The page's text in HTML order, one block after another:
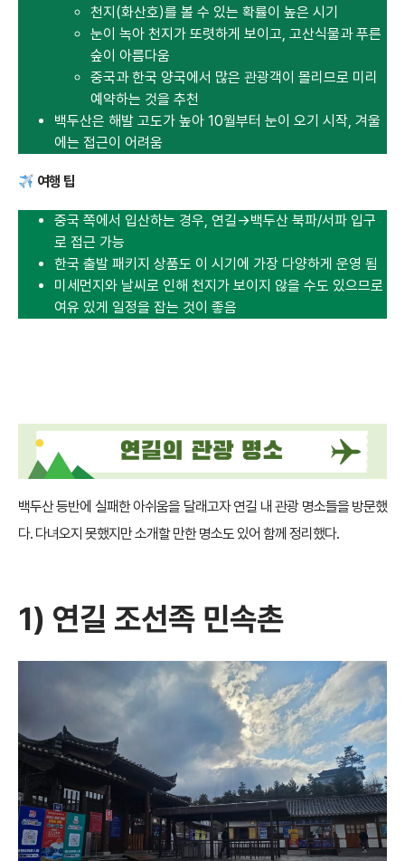
천지(화산호)를 볼 수 있는 확률이 높은 시기
눈이 녹아 천지가 또렷하게 보이고, 고산식물과 푸른
숲이 아름다움
중국과 한국 양국에서 많은 관광객이 몰리므로 미리
예약하는 것을 추천
백두산은 해발 고도가 높아 10월부터 눈이 오기 시작, 겨울
에는 접근이 어려움
여행 팁
중국 쪽에서 입산하는 경우, 연길→백두산 북파/서파 입구
로 접근 가능
한국 출발 패키지 상품도 이 시기에 가장 다양하게 운영 됨
미세먼지와 날씨로 인해 천지가 보이지 않을 수도 있으므로
여유 있게 일정을 잡는 것이 좋음
백두산 등반에 실패한 아쉬움을 달래고자 연길 내 관광 명소들을 방문했
다. 다녀오지 못했지만 소개할 만한 명소도 있어 함께 정리했다.
1) 연길 조선족 민속촌